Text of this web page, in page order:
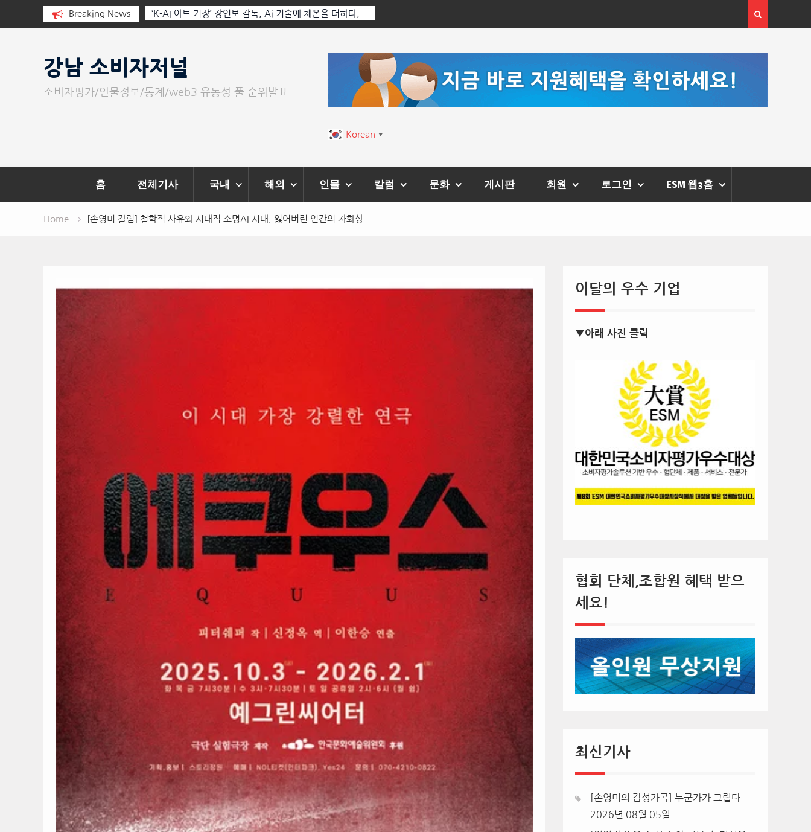
Breaking News
청문회: 진실을 부르는 힘은 고성
이다.
‘K-AI 아트 거장’ 장인보 감독, Ai 기술에 체온을 더하다,
‘2026 제2회 애니멀 아트 페스티벌’ 성황리에 막 내려
[정봉수 칼럼] 약정휴가의 종류와 운영방법
강남 소비자저널
소비자평가/인물정보/통계/web3 유동성 풀 순위발표
Korean ▼
홈 전체기사 국내 해외 인물 칼럼 문화 게시판 회원 로그인 ESM 웹3홈
Home [손영미 칼럼] 철학적 사유와 시대적 소명AI 시대, 잃어버린 인간의 자화상
이달의 우수 기업
▼아래 사진 클릭
협회 단체,조합원 혜택 받으
세요!
최신기사
[손영미의 감성가곡] 누군가가 그립다
2026년 08월 05일